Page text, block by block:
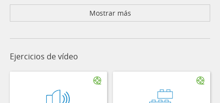
Mostrar más
Ejercicios de vídeo